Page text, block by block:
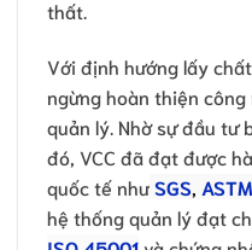
thất.
Với định hướng lấy
ngừng hoàn thiện
quản lý. Nhờ sự đầu tư
đó, VCC đã đạt được
quốc tế nhưSGS ASTM
hệ thống quản lý đạt